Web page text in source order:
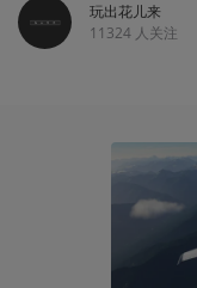
玩出花儿来
11324 人关注